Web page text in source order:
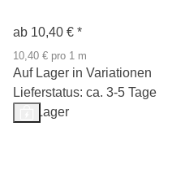
ab 10,40 € *
10,40 € pro 1 m
Auf Lager in Variationen
Lieferstatus: ca. 3-5 Tage
Auf Lager